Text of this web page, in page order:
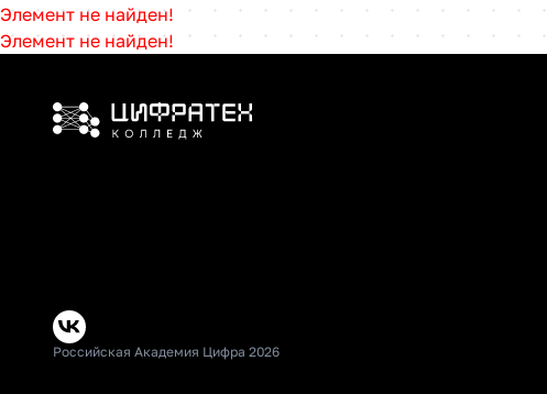
Джуниор (Junior)
Мидл (Middle)
Элемент не найден!
Элемент не найден!
Российская Академия Цифра 2026